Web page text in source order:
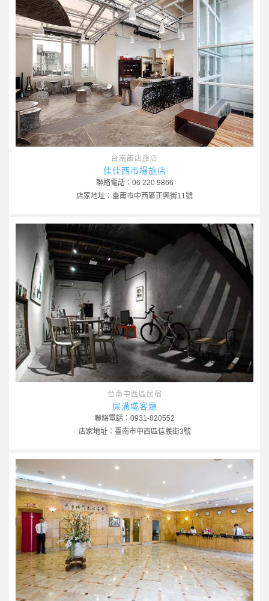
台南飯店旅店
佳佳西市場旅店
聯絡電話：06 220 9866
店家地址：臺南市中西區正興街11號
台南中西區民宿
屎溝墘客廳
聯絡電話：0931-820552
店家地址：臺南市中西區信義街3號